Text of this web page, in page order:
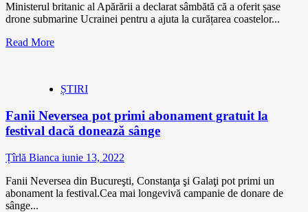
Ministerul britanic al Apărării a declarat sâmbătă că a oferit șase
drone submarine Ucrainei pentru a ajuta la curățarea coastelor...
Read More
ȘTIRI
Fanii Neversea pot primi abonament gratuit la
festival dacă donează sânge
Țîrlă Bianca iunie 13, 2022
Fanii Neversea din Bucureşti, Constanţa şi Galaţi pot primi un
abonament la festival.Cea mai longevivă campanie de donare de
sânge...